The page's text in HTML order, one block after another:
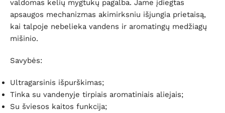
valdomas kelių mygtukų pagalba. Jame įdiegtas
apsaugos mechanizmas akimirksniu išjungia prietaisą,
kai talpoje nebelieka vandens ir aromatingų medžiagų
mišinio.
Savybės:
Ultragarsinis išpurškimas;
Tinka su vandenyje tirpiais aromatiniais aliejais;
Su šviesos kaitos funkcija;